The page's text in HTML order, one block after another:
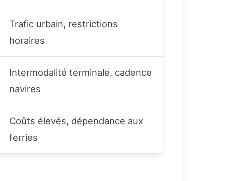
Trafic urbain, restrictions
horaires
Intermodalité terminale, cadence
navires
Coûts élevés, dépendance aux
ferries